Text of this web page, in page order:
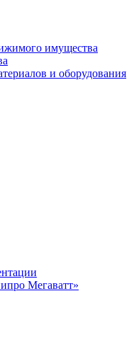
имущества
и оборудования
Мегаватт»